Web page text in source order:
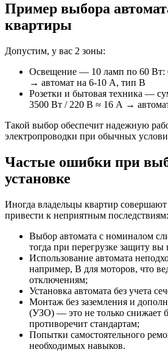
Пример выбора
квартиры
Допустим, у вас 2 зоны:
Освещение — 10 ламп по 60 Вт:
→ автомат на 6-10 А, тип B
Розетки и бытовая техника —
3500 Вт / 220 В ≈ 16 А →
Такой выбор обеспечит надежную
электропроводки при обычных
Частые ошибки при
установке
Иногда владельцы квартир
привести к неприятным последствиям:
Выбор автомата с номиналом
тогда при перегрузке защиту вы
Использование автомата
например, B для моторов, что
отключениям;
Установка автомата без учета
Монтаж без заземления и
(УЗО) — это не только снижает
противоречит стандартам;
Попытки самостоятельного
необходимых навыков.